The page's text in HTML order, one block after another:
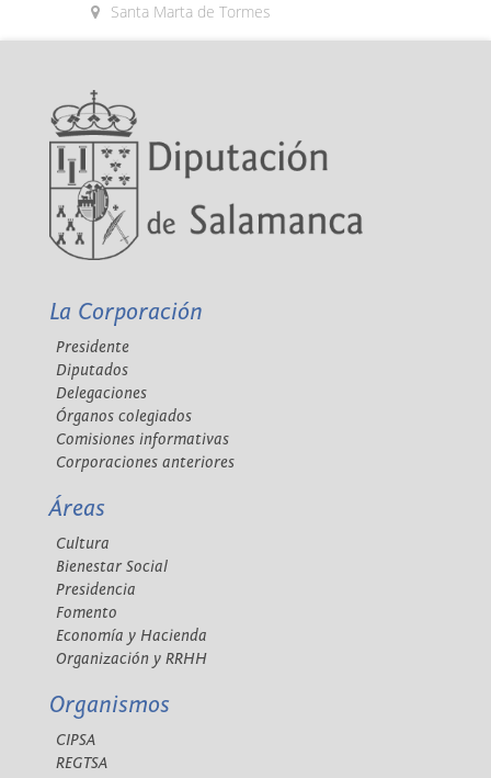
Santa Marta de Tormes
La Corporación
Presidente
Diputados
Delegaciones
Órganos colegiados
Comisiones informativas
Corporaciones anteriores
Áreas
Cultura
Bienestar Social
Presidencia
Fomento
Economía y Hacienda
Organización y RRHH
Organismos
CIPSA
REGTSA